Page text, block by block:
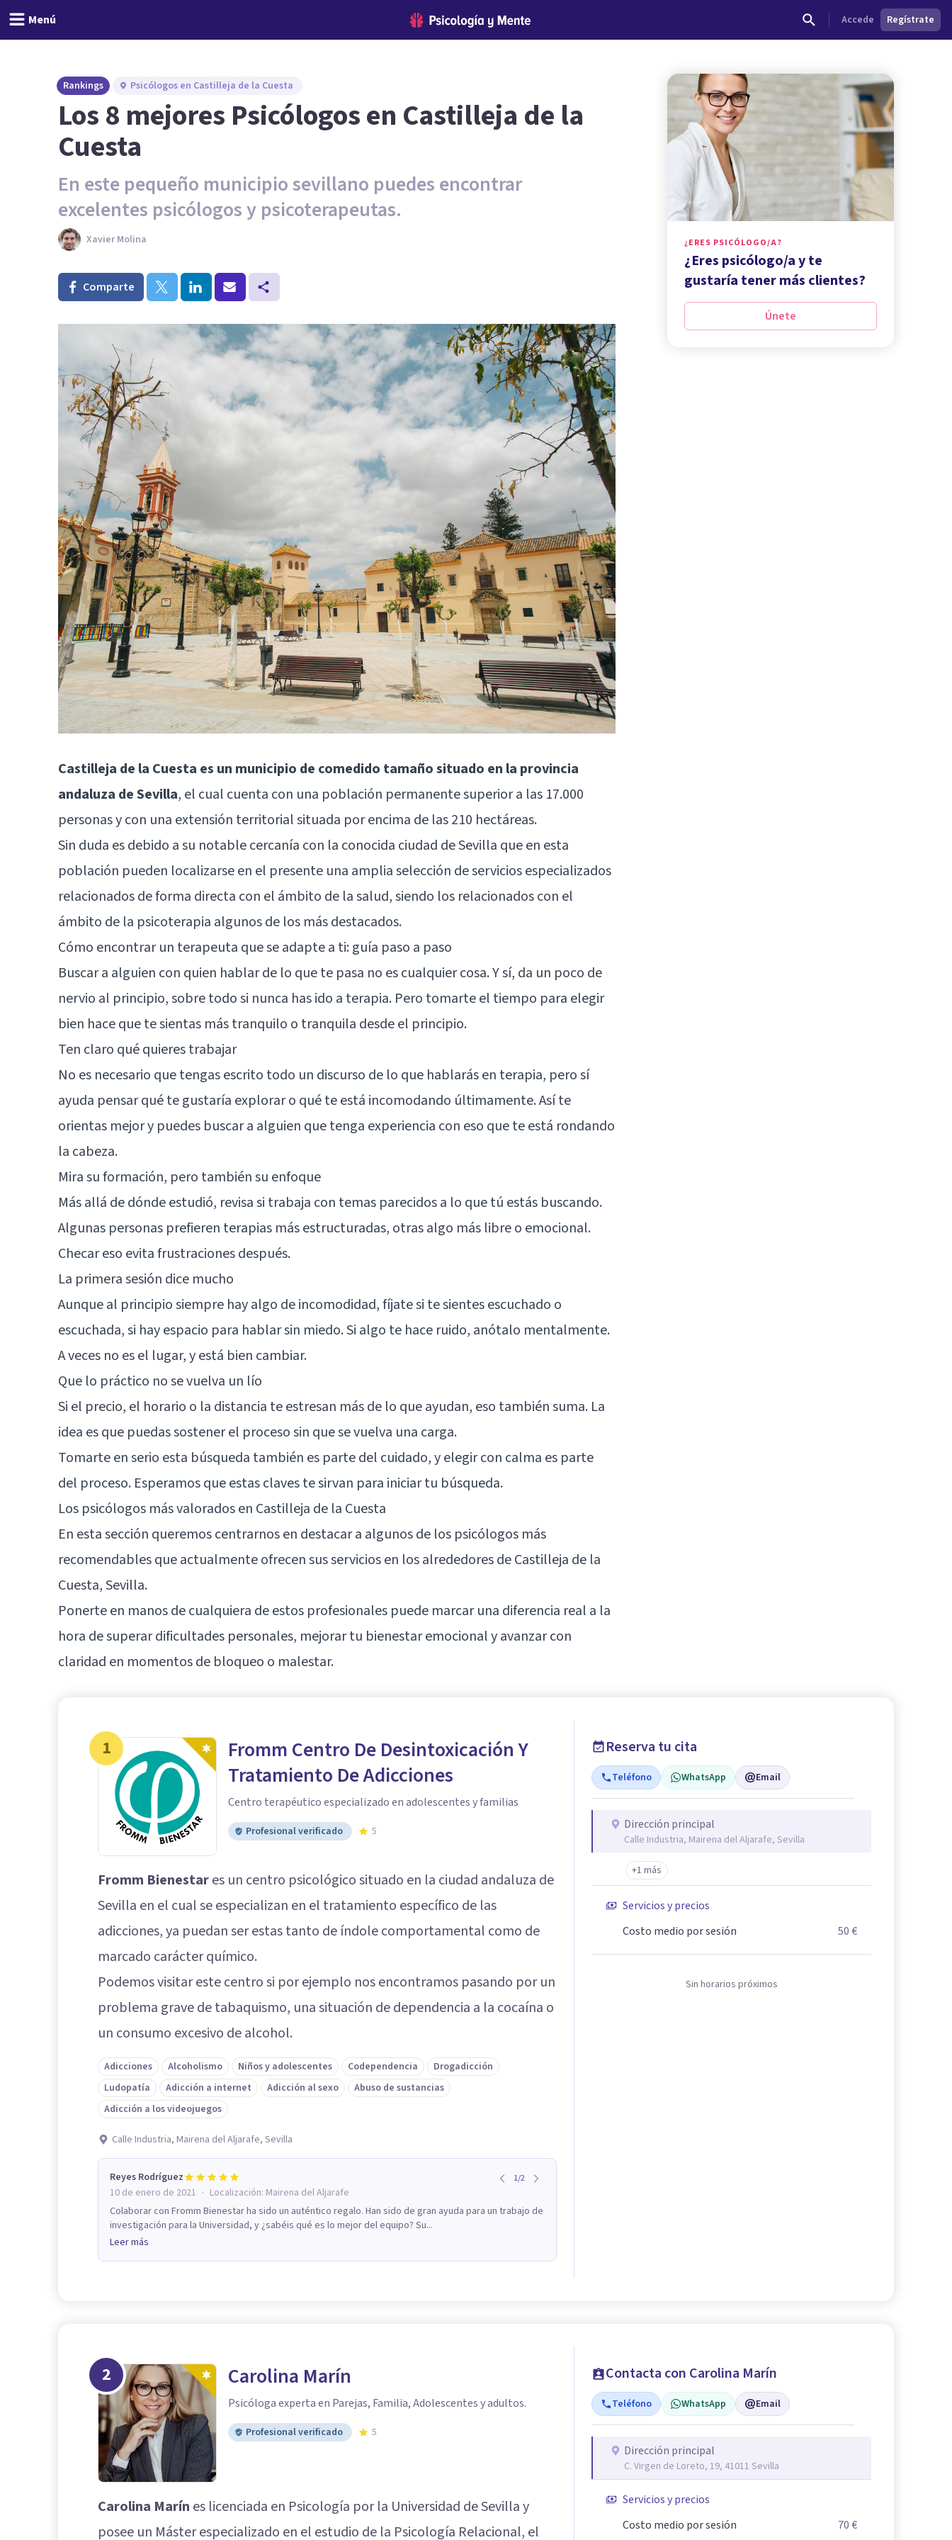
Menú Accede Regístrate
Rankings Psicólogos en Castilleja de la Cuesta
Los 8 mejores Psicólogos en Castilleja de la
Cuesta
En este pequeño municipio sevillano puedes encontrar
excelentes psicólogos y psicoterapeutas.
Xavier Molina
Comparte
Castilleja de la Cuesta es un municipio de comedido tamaño situado en la provincia
andaluza de Sevilla, el cual cuenta con una población permanente superior a las 17.000
personas y con una extensión territorial situada por encima de las 210 hectáreas.
Sin duda es debido a su notable cercanía con la conocida ciudad de Sevilla que en esta
población pueden localizarse en el presente una amplia selección de servicios especializados
relacionados de forma directa con el ámbito de la salud, siendo los relacionados con el
ámbito de la psicoterapia algunos de los más destacados.
Cómo encontrar un terapeuta que se adapte a ti: guía paso a paso
Buscar a alguien con quien hablar de lo que te pasa no es cualquier cosa. Y sí, da un poco de
nervio al principio, sobre todo si nunca has ido a terapia. Pero tomarte el tiempo para elegir
bien hace que te sientas más tranquilo o tranquila desde el principio.
Ten claro qué quieres trabajar
No es necesario que tengas escrito todo un discurso de lo que hablarás en terapia, pero sí
ayuda pensar qué te gustaría explorar o qué te está incomodando últimamente. Así te
orientas mejor y puedes buscar a alguien que tenga experiencia con eso que te está rondando
la cabeza.
Mira su formación, pero también su enfoque
Más allá de dónde estudió, revisa si trabaja con temas parecidos a lo que tú estás buscando.
Algunas personas prefieren terapias más estructuradas, otras algo más libre o emocional.
Checar eso evita frustraciones después.
La primera sesión dice mucho
Aunque al principio siempre hay algo de incomodidad, fíjate si te sientes escuchado o
escuchada, si hay espacio para hablar sin miedo. Si algo te hace ruido, anótalo mentalmente.
A veces no es el lugar, y está bien cambiar.
Que lo práctico no se vuelva un lío
Si el precio, el horario o la distancia te estresan más de lo que ayudan, eso también suma. La
idea es que puedas sostener el proceso sin que se vuelva una carga.
Tomarte en serio esta búsqueda también es parte del cuidado, y elegir con calma es parte
del proceso. Esperamos que estas claves te sirvan para iniciar tu búsqueda.
Los psicólogos más valorados en Castilleja de la Cuesta
En esta sección queremos centrarnos en destacar a algunos de los psicólogos más
recomendables que actualmente ofrecen sus servicios en los alrededores de Castilleja de la
Cuesta,Sevilla.
Ponerte en manos de cualquiera de estos profesionales puede marcar una diferencia real a la
hora de superar dificultades personales, mejorar tu bienestar emocional y avanzar con
claridad en momentos de bloqueo o malestar.
¿ERES PSICÓLOGO/A?
¿Eres psicólogo/a y te
gustaría tener más clientes?
Únete
1
Fromm Centro De Desintoxicación Y
Tratamiento De Adicciones
Centro terapéutico especializado en adolescentes y familias
Profesional verificado 5
Fromm Bienestares un centro psicológico situado en la ciudad andaluza de
Sevilla en el cual se especializan en el tratamiento específico de las
adicciones, ya puedan ser estas tanto de índole comportamental como de
marcado carácter químico.
Podemos visitar este centro si por ejemplo nos encontramos pasando por un
problema grave de tabaquismo, una situación de dependencia a la cocaína o
un consumo excesivo de alcohol.
Adicciones Alcoholismo Niños y adolescentes Codependencia
Drogadicción
Ludopatía
Adicción a internet Adicción al sexo
Abuso de sustancias
Adicción a los videojuegos
Calle Industria, Mairena del Aljarafe, Sevilla
Reyes Rodríguez 1/2
10 de enero de 2021 · Localización: Mairena del Aljarafe
Colaborar con Fromm Bienestar ha sido un auténtico regalo. Han sido de gran ayuda para un trabajo de
investigación para la Universidad, y ¿sabéis qué es lo mejor del equipo? Su...
Leer más
Reserva tu cita
Teléfono WhatsApp Email
Dirección principal
Calle Industria, Mairena del Aljarafe, Sevilla
+1 más
Servicios y precios
Costo medio por sesión
50 €
Sin horarios próximos
2 Carolina Marín
Psicóloga experta en Parejas, Familia, Adolescentes y adultos.
Profesional verificado 5
Carolina Marín es licenciada en Psicología por la Universidad de Sevilla y
posee un Máster especializado en el estudio de la Psicología Relacional, el
Contacta con Carolina Marín
Teléfono WhatsApp Email
Dirección principal
C. Virgen de Loreto, 19, 41011 Sevilla
Servicios y precios
Costo medio por sesión
70 €